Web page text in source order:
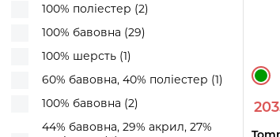
100% поліестер (2)
100% бавовна (29)
100% шерсть (1)
60% бавовна, 40% поліестер (1)
100% бавовна (2)
44% бавовна, 29% акрил, 27%